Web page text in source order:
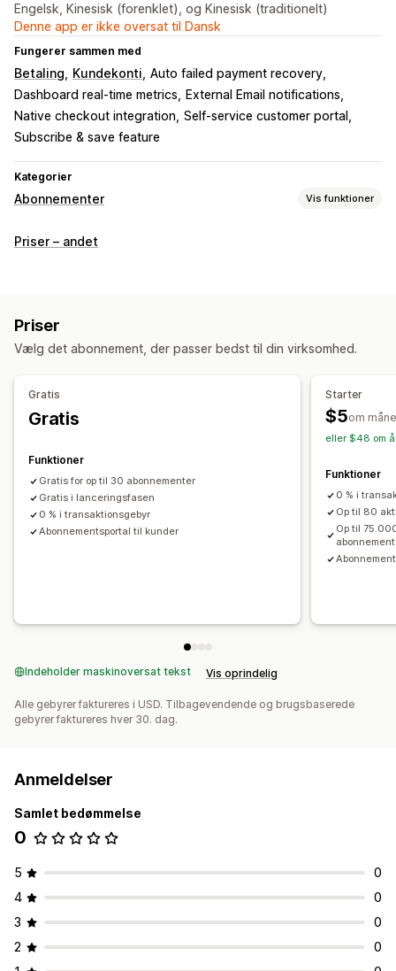
Engelsk, Kinesisk (forenklet), og Kinesisk (traditionelt)
Denne app er ikke oversat til Dansk
Fungerer sammen med
Betaling Kundekonti Auto failed payment recovery
Dashboard real-time metrics
External Email notifications
Native checkout integration Self-service customer portal
Subscribe & save feature
Kategorier
Abonnementer Vis funktioner
Abonnementstyper
Fysiske produkter
Tilbagevendende betalinger
Abonner, og spar penge
Faste priser
Dynamiske priser
Tilpassede priser
Priser – andet
Priser
Vælg det abonnement, der passer bedst til din virksomhed.
Gratis
Gratis
Funktioner
Gratis for op til 30 abonnementer
Gratis i lanceringsfasen
0 % i transaktionsgebyr
Abonnementsportal til kunder
Starter
$5om
eller $48 om
Funktioner
0 % i
Op til 80
Op til
Indeholder maskinoversat tekst Vis oprindelig
Alle gebyrer faktureres i USD. Tilbagevendende og brugsbaserede
gebyrer faktureres hver 30. dag.
Anmeldelser
Samlet bedømmelse
0
5
0
4
0
3
0
2
0